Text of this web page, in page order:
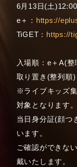
6月13日(土
e＋： https://
TiGET： https://
入場順：e＋A(
取り置き(整列
※ライブキッズ
対象となります。
当日身分証(顔つ
います。
ご確認ができな
戴いたします。